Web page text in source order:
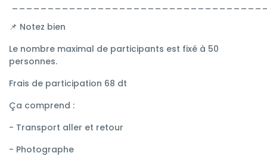
📌 Notez bien
Le nombre maximal de participants est fixé à 50
personnes.
Frais de participation 68 dt
Ça comprend :
- Transport aller et retour
- Photographe